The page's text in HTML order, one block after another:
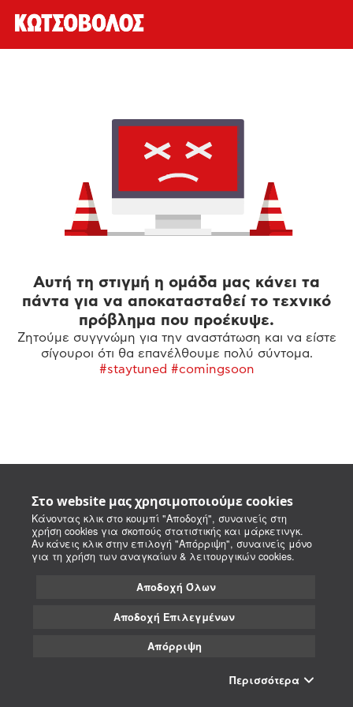
Στο website μας χρησιμοποιούμε cookies
Κάνοντας κλικ στο κουμπί "Αποδοχή", συναινείς στη
χρήση cookies για σκοπούς στατιστικής και μάρκετινγκ.
Αν κάνεις κλικ στην επιλογή "Απόρριψη", συναινείς μόνο
για τη χρήση των αναγκαίων & λειτουργικών cookies.
Αποδοχή Όλων
Αποδοχή Επιλεγμένων
Απόρριψη
Περισσότερα
Αυτή τη στιγμή η ομάδα μας κάνει τα
πάντα για να αποκατασταθεί το τεχνικό
πρόβλημα που προέκυψε.
Ζητούμε συγγνώμη για την αναστάτωση και να είστε
σίγουροι ότι θα επανέλθουμε πολύ σύντομα.
#staytuned #comingsoon